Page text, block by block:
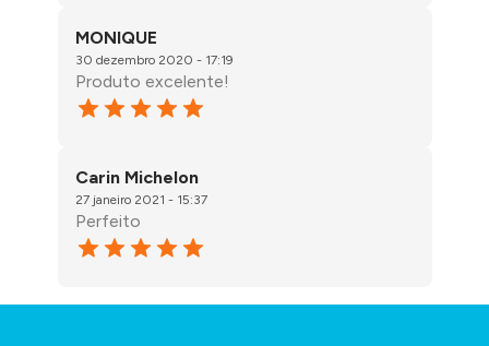
MONIQUE
30 dezembro 2020 - 17:19
Produto excelente!
Carin Michelon
27 janeiro 2021 - 15:37
Perfeito